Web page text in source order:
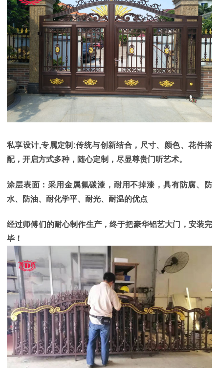
私享设计,专属定制:传统与创新结合，尺寸、颜色、花件搭
配，开启方式多种，随心定制，尽显尊贵门听艺术。
涂层表面：采用金属氟碳漆，耐用不掉漆，具有防腐、防
水、防油、耐化学平、耐光、耐温的优点
经过师傅们的耐心制作生产，终于把豪华铝艺大门，安装完
毕！